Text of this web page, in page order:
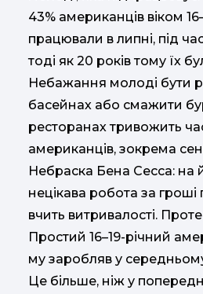
43% американців віком
працювали в липні, під час
тоді як 20 років тому їх
Небажання молоді бути
басейнах або смажити
ресторанах тривожить
американців, зокрема
Небраска Бена Сесса: на
нецікава робота за гроші
вчить витривалості.
Простий 16–19-річний
му заробляв у
Це більше, ніж у